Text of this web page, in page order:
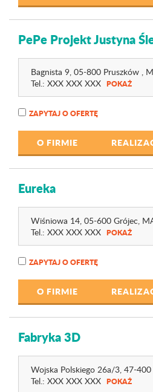
PePe Projekt Justyna
Bagnista 9, 05-800 Pruszków ,
Tel.: XXX XXX XXX POKAŻ
ZAPYTAJ O OFERTĘ
O FIRMIE
Eureka
Wiśniowa 14, 05-600 Grójec,
Tel.: XXX XXX XXX POKAŻ
ZAPYTAJ O OFERTĘ
O FIRMIE
Fabryka 3D
Wojska Polskiego 26a/3, 47-400
Tel.: XXX XXX XXX POKAŻ